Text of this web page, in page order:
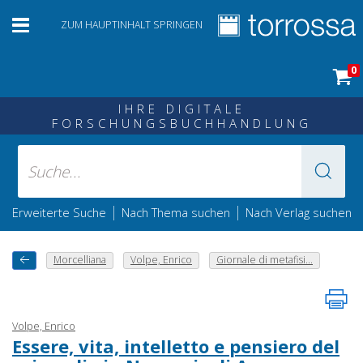
ZUM HAUPTINHALT SPRINGEN
0
IHRE DIGITALE
FORSCHUNGSBUCHHANDLUNG
Erweiterte Suche | Nach Thema suchen | Nach Verlag suchen
Morcelliana Volpe, Enrico Giornale di metafisi...
Volpe, Enrico
Essere, vita, intelletto e pensiero del